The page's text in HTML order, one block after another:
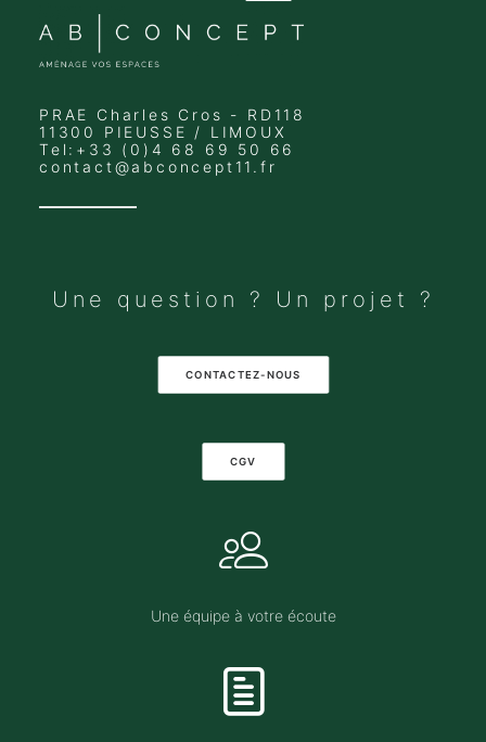
PRAE Charles Cros - RD118
11300 PIEUSSE / LIMOUX
Tel:+33 (0)4 68 69 50 66
contact@abconcept11.fr
Une question ? Un projet ?
CONTACTEZ-NOUS
CGV
Une équipe à votre écoute